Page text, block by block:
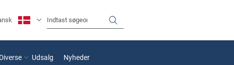
Diverse Udsalg Nyheder